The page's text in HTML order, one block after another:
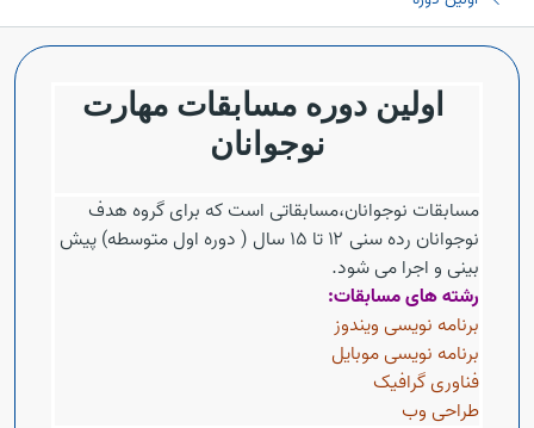
Open
Open
Open
اولین دوره مسابقات مهارت
نوجوانان
مسابقات نوجوانان،مسابقاتی است که برای گروه هدف
نوجوانان رده سنی ۱۲ تا ۱۵ سال ( دوره اول متوسطه) پیش
بینی و اجرا می شود.
رشته های مسابقات:
برنامه نویسی ویندوز
برنامه نویسی موبایل
فناوری گرافیک
طراحی وب